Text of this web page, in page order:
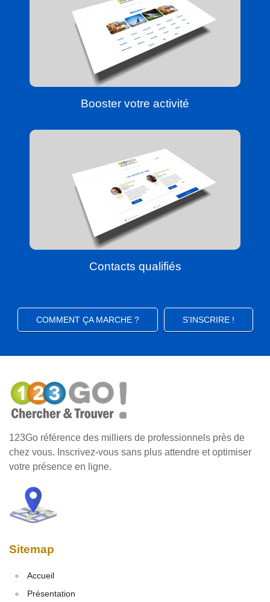
Booster votre activité
Contacts qualifiés
COMMENT ÇA MARCHE ? S'INSCRIRE !
123Go référence des milliers de professionnels près de
chez vous. Inscrivez-vous sans plus attendre et optimiser
votre présence en ligne.
Sitemap
Accueil
Présentation